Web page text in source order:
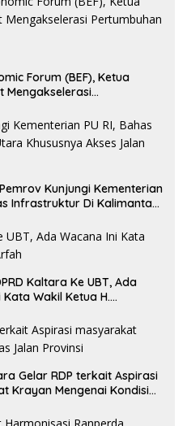
Forum (BEF), Ketua
Mengakselerasi
Kunjungi Kementerian
Infrastruktur Di Kalimantan
Kaltara Ke UBT, Ada
Kata Wakil Ketua H.
Gelar RDP terkait Aspirasi
Krayan Mengenai Kondisi